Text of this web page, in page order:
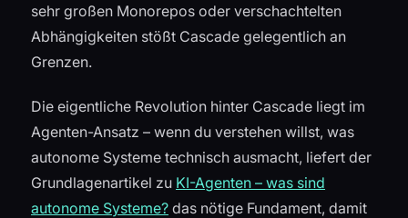
sehr großen Monorepos oder verschachtelten
Abhängigkeiten stößt Cascade gelegentlich an
Grenzen.
Die eigentliche Revolution hinter Cascade liegt im
Agenten-Ansatz – wenn du verstehen willst, was
autonome Systeme technisch ausmacht, liefert der
Grundlagenartikel zu KI-Agenten – was sind
autonome Systeme? das nötige Fundament, damit